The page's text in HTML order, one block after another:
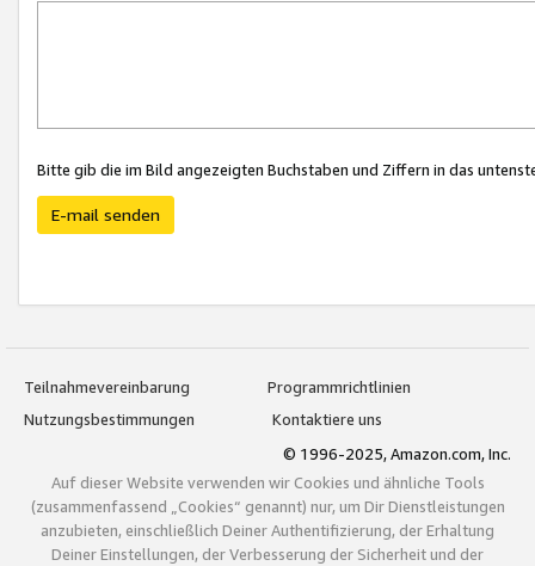
Bitte gib die im Bild angezeigten Buchstaben und Ziffern in das
E-mail senden
Teilnahmevereinbarung
Programmrichtlinien
Nutzungsbestimmungen
Kontaktiere uns
© 1996-2025, Amazon.com, Inc.
Auf dieser Website verwenden wir Cookies und ähnliche Tools
(zusammenfassend „Cookies“ genannt) nur, um Dir Dienstleistungen
anzubieten, einschließlich Deiner Authentifizierung, der Erhaltung
Deiner Einstellungen, der Verbesserung der Sicherheit und der